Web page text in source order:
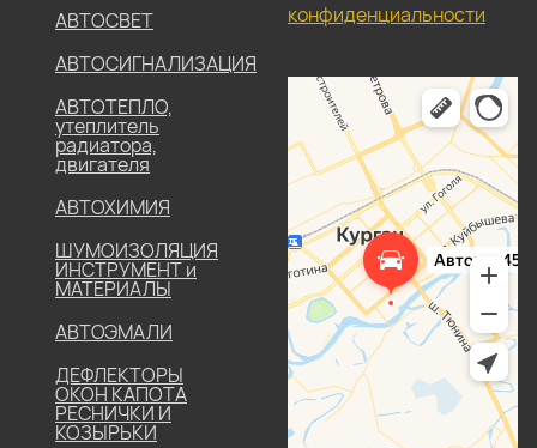
АВТОСВЕТ
АВТОСИГНАЛИЗАЦИЯ
АВТОТЕПЛО,
утеплитель
радиатора,
двигателя
АВТОХИМИЯ
ШУМОИЗОЛЯЦИЯ
ИНСТРУМЕНТ и
МАТЕРИАЛЫ
АВТОЭМАЛИ
ДЕФЛЕКТОРЫ
ОКОН КАПОТА
РЕСНИЧКИ И
КОЗЫРЬКИ
конфиденциальности